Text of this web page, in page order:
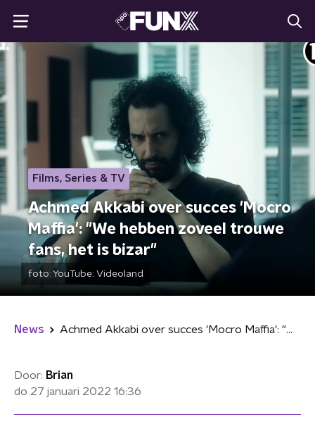
Films, Series & TV
Achmed Akkabi over succes 'Mocro
Maffia': "We hebben zoveel trouwe
fans, het is bizar"
foto: YouTube: Videoland
News Achmed Akkabi over succes 'Mocro Maffia': "We hebben zoveel trouwe fans, het is bizar"
Door: Brian
do 27 januari 2022 16:36